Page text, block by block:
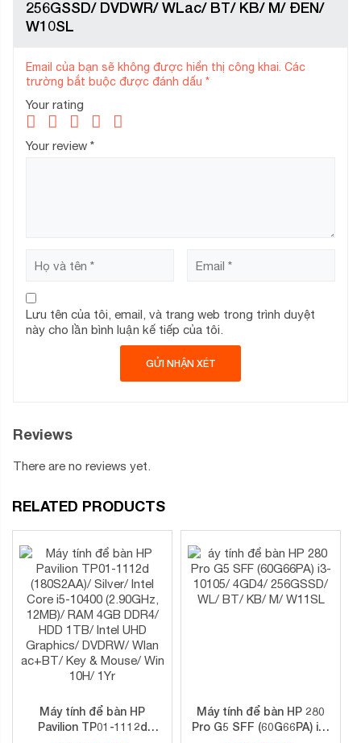
256GSSD/ DVDWR/ WLac/ BT/ KB/ M/ ĐEN/
W10SL
Email của bạn sẽ không được hiển thị công khai. Các
trường bắt buộc được đánh dấu *
Your rating
Your review *
Lưu tên của tôi, email, và trang web trong trình duyệt
này cho lần bình luận kế tiếp của tôi.
Reviews
There are no reviews yet.
RELATED PRODUCTS
Máy tính để bàn HP
Pavilion TP01-1112d
Máy tính để bàn HP 280
Pro G5 SFF (60G66PA) i3-